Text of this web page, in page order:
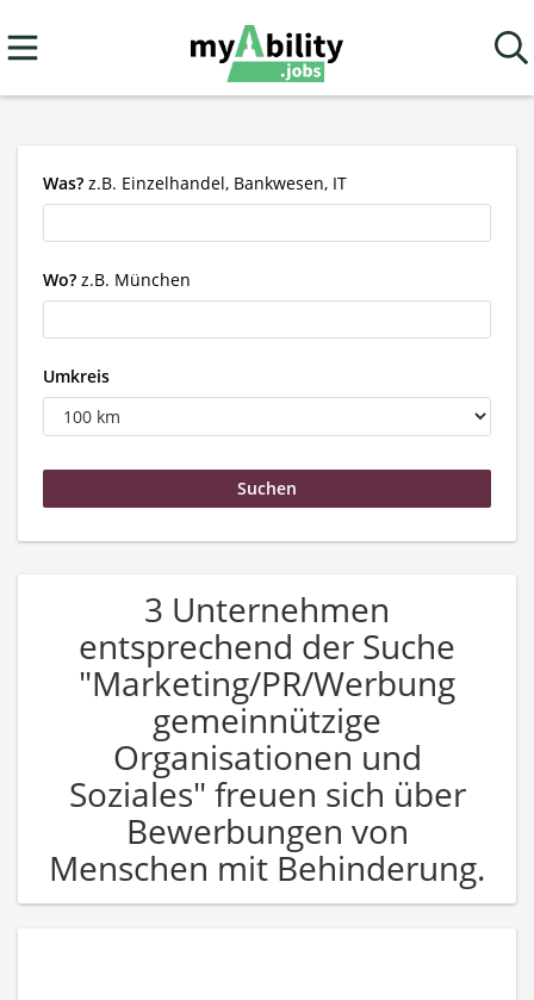
Was? z.B. Einzelhandel, Bankwesen, IT
Wo? z.B. München
Umkreis
3 Unternehmen
entsprechend der Suche
"Marketing/PR/Werbung
gemeinnützige
Organisationen und
Soziales" freuen sich über
Bewerbungen von
Menschen mit Behinderung.